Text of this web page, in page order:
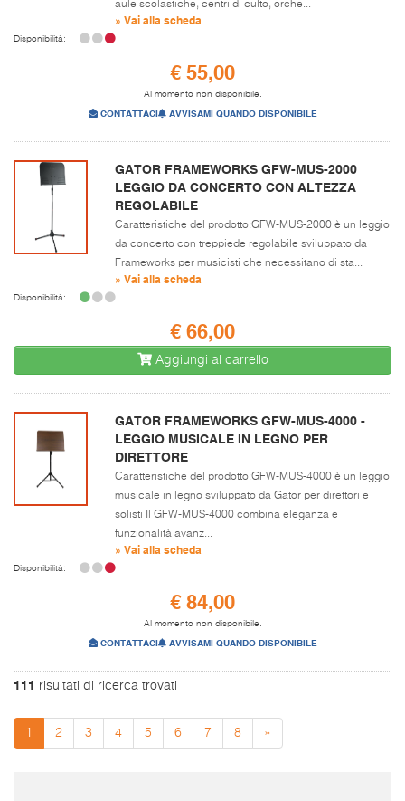
aule scolastiche, centri di culto, orche...
» Vai alla scheda
Disponibilità:
€ 55,00
Al momento non disponibile.
CONTATTACI AVVISAMI QUANDO DISPONIBILE
GATOR FRAMEWORKS GFW-MUS-2000
LEGGIO DA CONCERTO CON ALTEZZA
REGOLABILE
Caratteristiche del prodotto:GFW-MUS-2000 è un leggio
da concerto con treppiede regolabile sviluppato da
Frameworks per musicisti che necessitano di sta...
» Vai alla scheda
Disponibilità:
€ 66,00
Aggiungi al carrello
GATOR FRAMEWORKS GFW-MUS-4000 -
LEGGIO MUSICALE IN LEGNO PER
DIRETTORE
Caratteristiche del prodotto:GFW-MUS-4000 è un leggio
musicale in legno sviluppato da Gator per direttori e
solisti Il GFW-MUS-4000 combina eleganza e
funzionalità avanz...
» Vai alla scheda
Disponibilità:
€ 84,00
Al momento non disponibile.
CONTATTACI AVVISAMI QUANDO DISPONIBILE
111 risultati di ricerca trovati
1 2 3 4 5 6 7 8 »